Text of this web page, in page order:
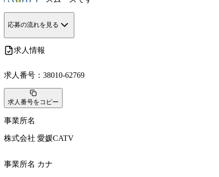
応募の流れを見る
求人情報
求人番号： 38010-62769
求人番号をコピー
事業所名
株式会社 愛媛CATV
事業所名 カナ